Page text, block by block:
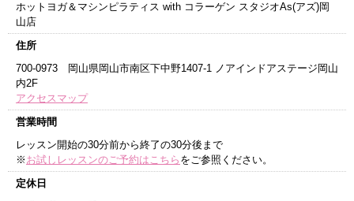
ホットヨガ＆マシンピラティス with コラーゲン スタジオAs(アズ)岡
山店
住所
700-0973 岡山県岡山市南区下中野1407-1 ノアインドアステージ岡山
内2F
アクセスマップ
営業時間
レッスン開始の30分前から終了の30分後まで
※ お試しレッスンのご予約はこちら をご参照ください。
定休日